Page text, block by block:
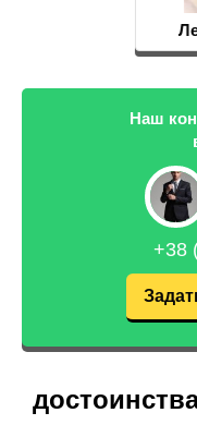
Лента Х23Ю5Т
Наш
+38